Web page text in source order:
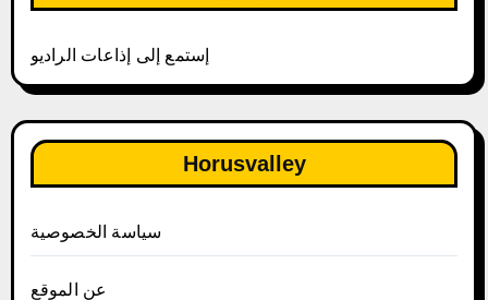
إستمع إلى إذاعات الراديو
Horusvalley
سياسة الخصوصية
عن الموقع